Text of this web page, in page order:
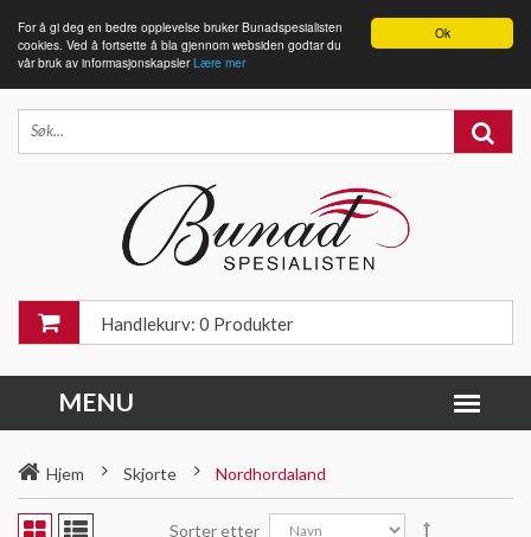
Ok
For å gi deg en bedre opplevelse bruker Bunadspesialisten
cookies. Ved å fortsette å bla gjennom websiden godtar du
vår bruk av informasjonskapslerLære mer
Handlekurv: 0 Produkter
Hjem Skjorte Nordhordaland
Sorter etter